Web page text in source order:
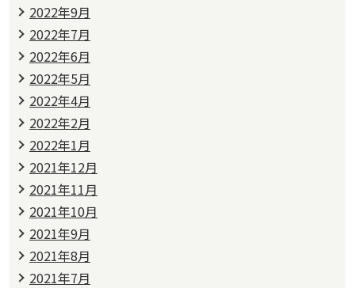
2022年9月
2022年7月
2022年6月
2022年5月
2022年4月
2022年2月
2022年1月
2021年12月
2021年11月
2021年10月
2021年9月
2021年8月
2021年7月